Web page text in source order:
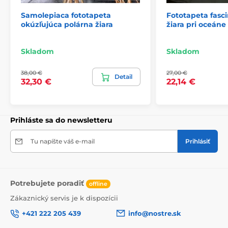
2) Fototapety s úpravou motívu podľa rozmeru
veľkosti, čo môže viesť k jeho miernemu orezaniu. Po
pozrieť presný náhľad. Každá tapeta sa skladá z pásov
širokých 49 cm.
Samolepiaca fototapeta
okúzľujúca polárna žiara
Skladom
38,00 €
32,30 €
Detail
Fototapeta
žiara pri oceáne
Skladom
27,00 €
22,14 €
Prihláste sa do newsletteru
Tu napíšte váš e-mail Prihlásiť
Potrebujete poradiť offline
Zákaznický servis je k dispozícii
+421 222 205 439
info@nostre.sk